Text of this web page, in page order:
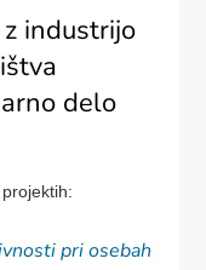
industrijo
delo
pri osebah